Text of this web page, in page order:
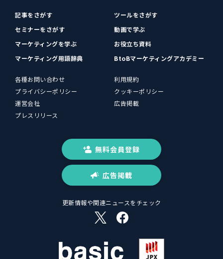
記事をさがす
ツールをさがす
セミナーをさがす
動画で学ぶ
マーケティングを学ぶ
お役立ち資料
マーケティング用語辞典
BtoBマーケティングアカデミー
各種お問い合わせ
利用規約
プライバシーポリシー
クッキーポリシー
運営会社
広告掲載
プレスリリース
無料会員登録
広告掲載
更新情報や関連ニュースをチェック